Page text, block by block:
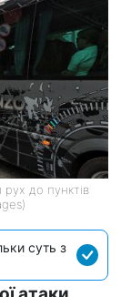
до пунктів
суть з